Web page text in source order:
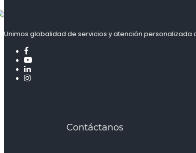
Unimos globalidad de servicios y atención
Contáctanos